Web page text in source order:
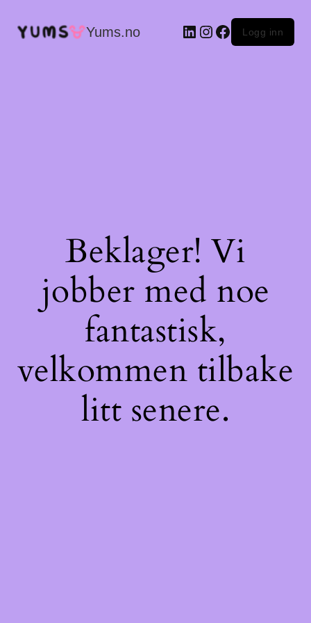
Yums.no LinkedIn
Instagram
Facebook
Logg inn
Beklager! Vi
jobber med noe
fantastisk,
velkommen tilbake
litt senere.